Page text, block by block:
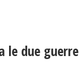
le due guerre